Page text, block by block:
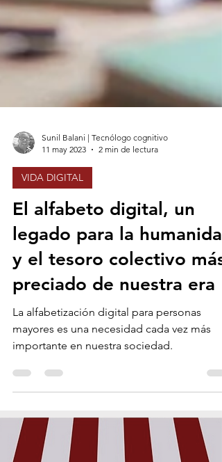
11 may 2023
VIDA DIGITAL
El alfabeto digital, un
legado para la humanidad
y el tesoro colectivo más
preciado de nuestra era
La alfabetización digital para personas
mayores es una necesidad cada vez más
importante en nuestra sociedad.